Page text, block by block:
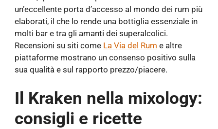
un’eccellente porta d’accesso al mondo dei rum più
elaborati, il che lo rende una bottiglia essenziale in
molti bar e tra gli amanti dei superalcolici.
Recensioni su siti come La Via del Rum e altre
piattaforme mostrano un consenso positivo sulla
sua qualità e sul rapporto prezzo/piacere.
Il Kraken nella mixology:
consigli e ricette